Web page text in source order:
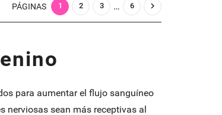
PÁGINAS 1 2 3 … 6 
para aumentar el flujo sanguíneo
nerviosas sean más receptivas al